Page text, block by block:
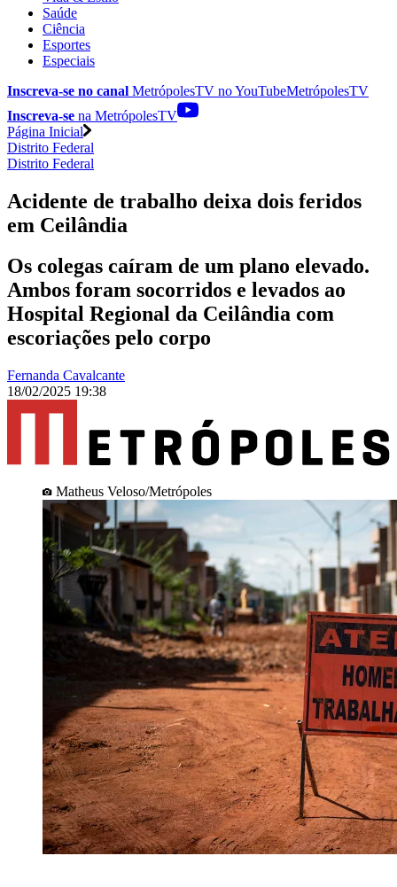
Saúde
Ciência
Esportes
Especiais
Inscreva-se no canal MetrópolesTV noYouTubeMetrópolesTV
Inscreva-se na MetrópolesTV
Página Inicial
Distrito Federal
Distrito Federal
Acidente de trabalho deixa dois feridos
em Ceilândia
Os colegas caíram de um plano elevado.
Ambos foram socorridos e levados ao
Hospital Regional da Ceilândia com
escoriações pelo corpo
Fernanda Cavalcante
18/02/2025 19:38
Matheus Veloso/Metrópoles